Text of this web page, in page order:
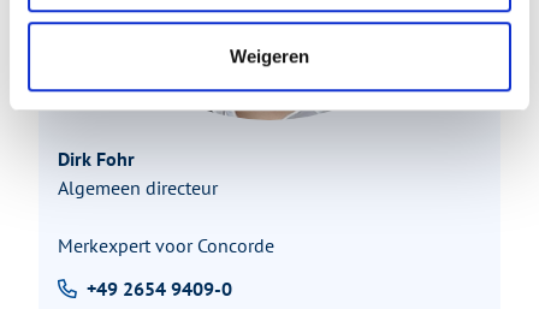
Weigeren
Dirk Fohr
Algemeen directeur
Merkexpert voor Concorde
+49 2654 9409-0